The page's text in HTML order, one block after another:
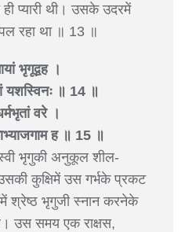
प्यारी थी। उसके उदरमें
पल रहा था ॥ 13 ॥
भृगूद्वह ।
यशस्विनः ॥ 14 ॥
वरे ।
ह ॥ 15 ॥
भृगुकी अनुकूल शील-
उसकी कुक्षिमें उस गर्भके प्रकट
श्रेष्ठ भृगुजी स्नान करनेके
उस समय एक राक्षस,